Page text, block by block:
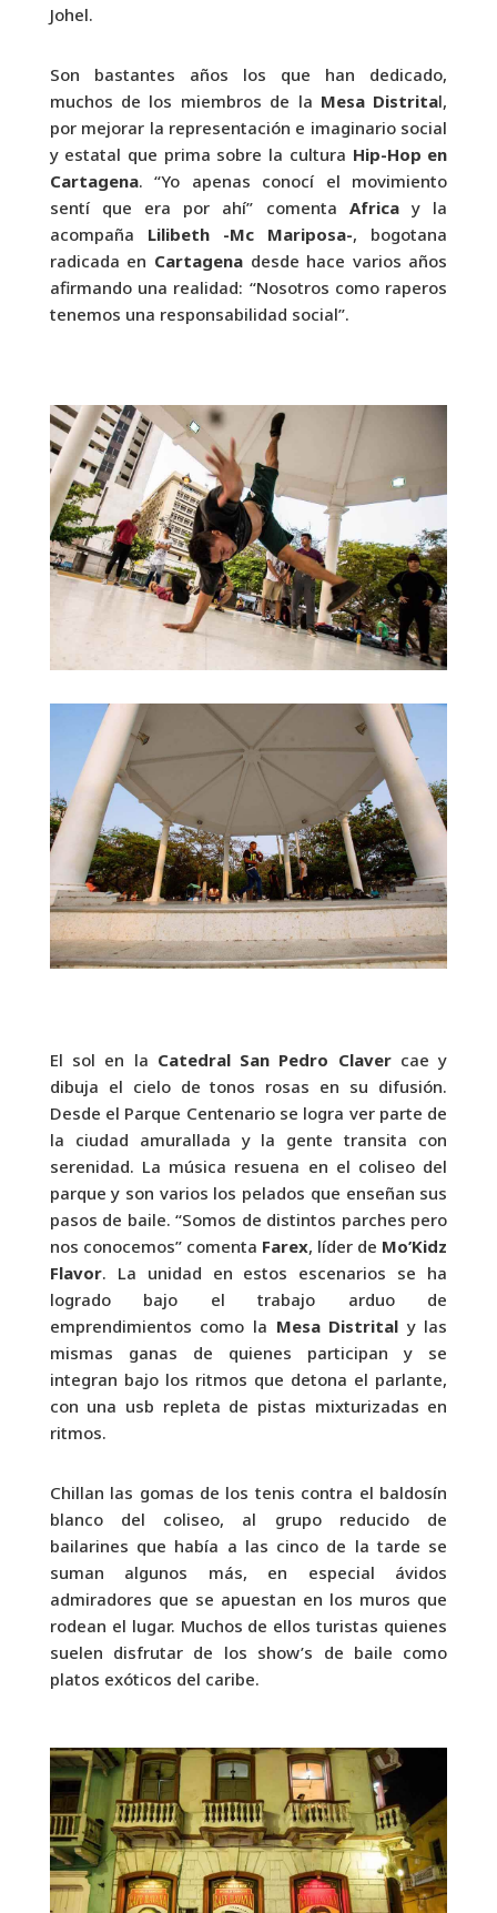
Johel.
Son bastantes años los que han dedicado,
muchos de los miembros de la Mesa Distrital,
por mejorar la representación e imaginario social
y estatal que prima sobre la cultura Hip-Hop en
Cartagena. “Yo apenas conocí el movimiento
sentí que era por ahí” comenta Africay la
acompaña Lilibeth -Mc Mariposa-, bogotana
radicada en Cartagenadesde hace varios años
afirmando una realidad: “Nosotros como raperos
tenemos una responsabilidad social”.
El sol en la Catedral San Pedro Clavercae y
dibuja el cielo de tonos rosas en su difusión.
Desde el Parque Centenario se logra ver parte de
la ciudad amurallada y la gente transita con
serenidad. La música resuena en el coliseo del
parque y son varios los pelados que enseñan sus
pasos de baile. “Somos de distintos parches pero
nos conocemos” comenta Farex, líder de Mo’Kidz
Flavor. La unidad en estos escenarios se ha
logrado bajo el trabajo arduo de
emprendimientos como la Mesa Distrital y las
mismas ganas de quienes participan y se
integran bajo los ritmos que detona el parlante,
con una usb repleta de pistas mixturizadas en
ritmos.
Chillan las gomas de los tenis contra el baldosín
blanco del coliseo, al grupo reducido de
bailarines que había a las cinco de la tarde se
suman algunos más, en especial ávidos
admiradores que se apuestan en los muros que
rodean el lugar. Muchos de ellos turistas quienes
suelen disfrutar de los show’s de baile como
platos exóticos del caribe.